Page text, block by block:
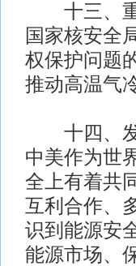
十三、重
国家核安全
权保护问题
推动高温气
十四、发
中美作为世
全上有着共
互利合作、
识到能源安
能源市场、